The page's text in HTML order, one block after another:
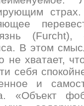
(Furcht),
В этом
не хватает,
себя
и
«Объект